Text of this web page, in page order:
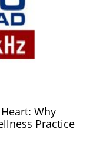
Why
Practice